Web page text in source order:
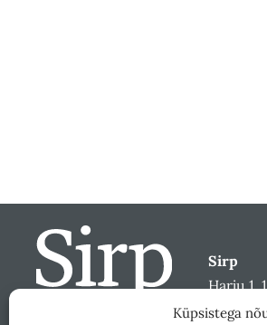
Küpsistega
Sirp
Harju 1,